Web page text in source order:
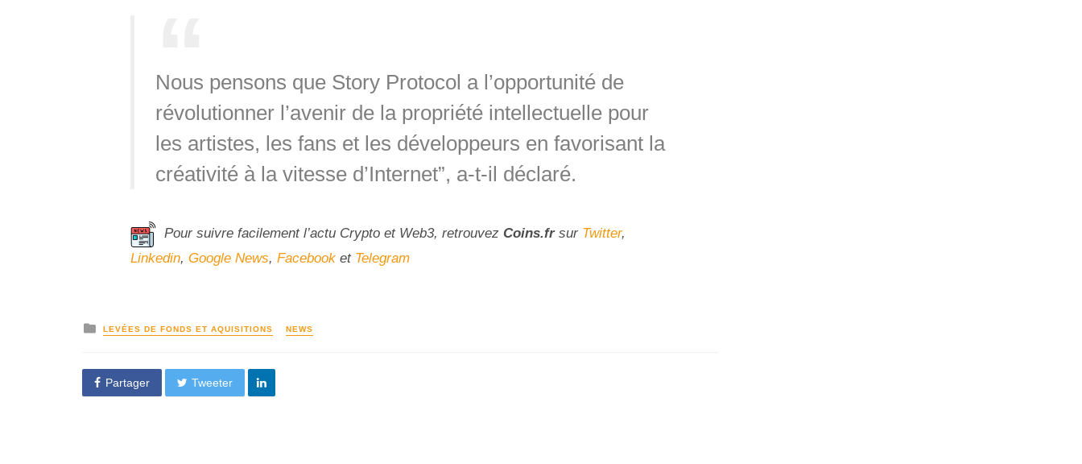
Nous pensons que Story Protocol a l’opportunité de
révolutionner l’avenir de la propriété intellectuelle pour
les artistes, les fans et les développeurs en favorisant la
créativité à la vitesse d’Internet”, a-t-il déclaré.
Pour suivre facilement l’actu Crypto et Web3, retrouvez Coins.fr sur Twitter,
Linkedin, Google News, Facebook et Telegram
LEVÉES DE FONDS ET AQUISITIONS NEWS
Partager Tweeter